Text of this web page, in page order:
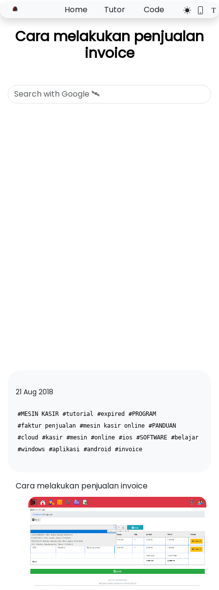
Home Tutor Code
Cara melakukan penjualan
invoice
21 Aug 2018
#MESIN KASIR #tutorial #expired
#PROGRAM
#faktur penjualan #mesin kasir online #PANDUAN
#cloud
#kasir #mesin #online #ios #SOFTWARE #belajar
#windows
#aplikasi #android #invoice
Cara melakukan penjualan invoice